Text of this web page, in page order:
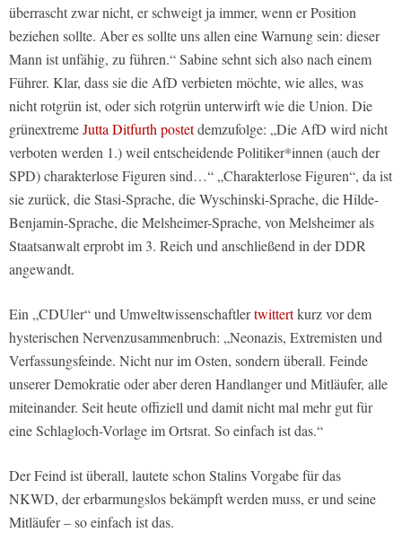
überrascht zwar nicht, er schweigt ja immer, wenn er Position
beziehen sollte. Aber es sollte uns allen eine Warnung sein: dieser
Mann ist unfähig, zu führen.“ Sabine sehnt sich also nach einem
Führer. Klar, dass sie die AfD verbieten möchte, wie alles, was
nicht rotgrün ist, oder sich rotgrün unterwirft wie die Union. Die
grünextremeJutta Ditfurth postetdemzufolge: „Die AfD wird nicht
verboten werden 1.) weil entscheidende Politiker*innen (auch der
SPD) charakterlose Figuren sind…“ „Charakterlose Figuren“, da ist
sie zurück, die Stasi-Sprache, die Wyschinski-Sprache, die Hilde-
Benjamin-Sprache, die Melsheimer-Sprache, von Melsheimer als
Staatsanwalt erprobt im 3. Reich und anschließend in der DDR
angewandt.
Ein „CDUler“ und Umweltwissenschaftlertwittertkurz vor dem
hysterischen Nervenzusammenbruch: „Neonazis, Extremisten und
Verfassungsfeinde. Nicht nur im Osten, sondern überall. Feinde
unserer Demokratie oder aber deren Handlanger und Mitläufer, alle
miteinander. Seit heute offiziell und damit nicht mal mehr gut für
eine Schlagloch-Vorlage im Ortsrat. So einfach ist das.“
Der Feind ist überall, lautete schon Stalins Vorgabe für das
NKWD, der erbarmungslos bekämpft werden muss, er und seine
Mitläufer – so einfach ist das.